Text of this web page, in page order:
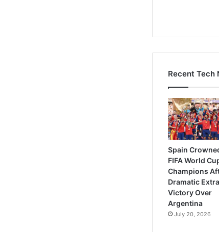
Recent Tech
Spain
FIFA World
Champions
Dramatic
Victory Over
Argentina
July 20, 2026